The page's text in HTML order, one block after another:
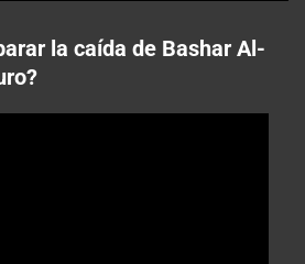
la caída de Bashar Al-